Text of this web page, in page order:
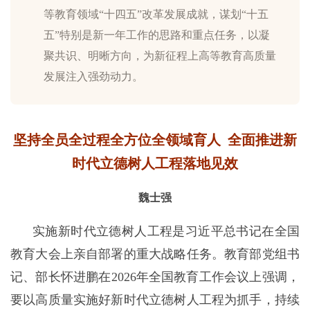
等教育领域“十四五”改革发展成就，谋划“十五
五”特别是新一年工作的思路和重点任务，以凝
聚共识、明晰方向，为新征程上高等教育高质量
发展注入强劲动力。
坚持全员全过程全方位全领域育人 全面推进新
时代立德树人工程落地见效
魏士强
实施新时代立德树人工程是习近平总书记在全国
教育大会上亲自部署的重大战略任务。教育部党组书
记、部长怀进鹏在2026年全国教育工作会议上强调，
要以高质量实施好新时代立德树人工程为抓手，持续